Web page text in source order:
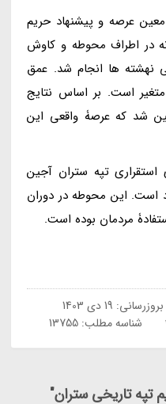
عرصه و پیشنهاد حریم
آجین با ایجاد 20 گمانه در اطراف محوطه و کاوش
نهشته ها انجام شد. عمق
از 5/1 تا 3 متر متغیر است. بر اساس نتایج
شد که عرصۀ واقعی این
تپه ستران آجین
است. این محوطه در دوران
مردمان بوده است.
19 دی 1403
شناسه مطلب: 13755
تپه تاریخی ستران"